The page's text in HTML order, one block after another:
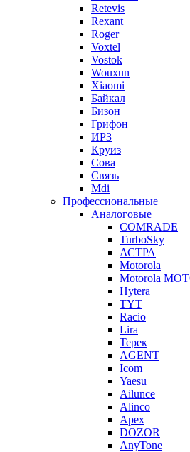
Retevis
Rexant
Roger
Voxtel
Vostok
Wouxun
Xiaomi
Байкал
Бизон
Грифон
ИРЗ
Круиз
Сова
Связь
Mdi
Профессиональные
Аналоговые
COMRADE
TurboSky
АСТРА
Motorola
Motorola
Hytera
TYT
Racio
Lira
Терек
AGENT
Icom
Yaesu
Ailunce
Alinco
Apex
DOZOR
AnyTone